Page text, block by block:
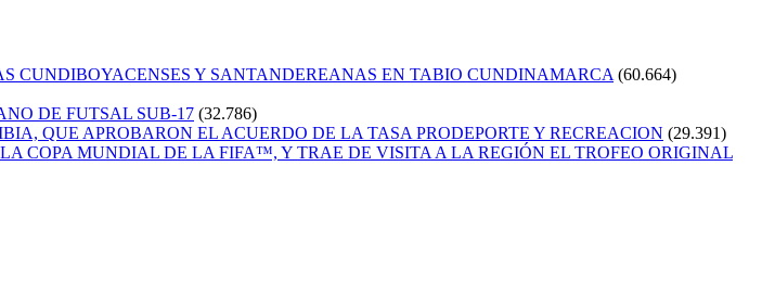
CUNDIBOYACENSES Y SANTANDEREANAS EN TABIO CUNDINAMARCA (60.664)
DE FUTSAL SUB-17 (32.786)
QUE APROBARON EL ACUERDO DE LA TASA PRODEPORTE Y RECREACION (29.391)
COPA MUNDIAL DE LA FIFA™, Y TRAE DE VISITA A LA REGIÓN EL TROFEO ORIGINAL